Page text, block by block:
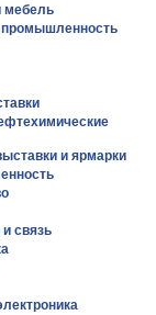
мебель
и ярмарки
связь